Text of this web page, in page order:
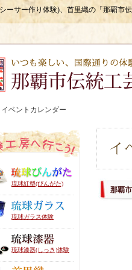
サー作り体験)、首里織の「那覇市伝
イベントカレンダー
那覇
琉球紅型(びんがた)
琉球ガラス体験
琉球漆器(しっき)体験